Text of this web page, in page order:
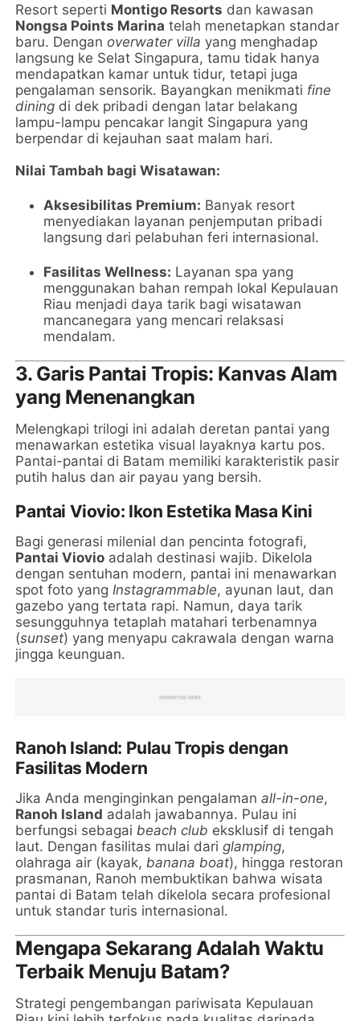
Resort seperti Montigo Resorts dan kawasan
Nongsa Points Marina telah menetapkan standar
baru. Denganoverwater villa yang menghadap
langsung ke Selat Singapura, tamu tidak hanya
mendapatkan kamar untuk tidur, tetapi juga
pengalaman sensorik. Bayangkan menikmati fine
dining di dek pribadi dengan latar belakang
lampu-lampu pencakar langit Singapura yang
berpendar di kejauhan saat malam hari.
Nilai Tambah bagi Wisatawan:
Aksesibilitas Premium: Banyak resort
menyediakan layanan penjemputan pribadi
langsung dari pelabuhan feri internasional.
Fasilitas Wellness: Layanan spa yang
menggunakan bahan rempah lokal Kepulauan
Riau menjadi daya tarik bagi wisatawan
mancanegara yang mencari relaksasi
mendalam.
3. Garis Pantai Tropis: Kanvas Alam
yang Menenangkan
Melengkapi trilogi ini adalah deretan pantai yang
menawarkan estetika visual layaknya kartu pos.
Pantai-pantai di Batam memiliki karakteristik pasir
putih halus dan air payau yang bersih.
Pantai Viovio: Ikon Estetika Masa Kini
Bagi generasi milenial dan pencinta fotografi,
Pantai Viovio adalah destinasi wajib. Dikelola
dengan sentuhan modern, pantai ini menawarkan
spot foto yang Instagrammable, ayunan laut, dan
gazebo yang tertata rapi. Namun, daya tarik
sesungguhnya tetaplah matahari terbenamnya
(sunset) yang menyapu cakrawala dengan warna
jingga keunguan.
Ranoh Island: Pulau Tropis dengan
Fasilitas Modern
Jika Anda menginginkan pengalamanall-in-one,
Ranoh Island adalah jawabannya. Pulau ini
berfungsi sebagaibeach club eksklusif di tengah
laut. Dengan fasilitas mulai dariglamping,
olahraga air (kayak,banana boat), hingga restoran
prasmanan, Ranoh membuktikan bahwa wisata
pantai di Batam telah dikelola secara profesional
untuk standar turis internasional.
Mengapa Sekarang Adalah Waktu
Terbaik Menuju Batam?
Strategi pengembangan pariwisata Kepulauan